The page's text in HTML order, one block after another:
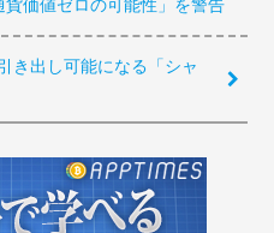
価値ゼロの可能性」を警告
き出し可能になる「シャ